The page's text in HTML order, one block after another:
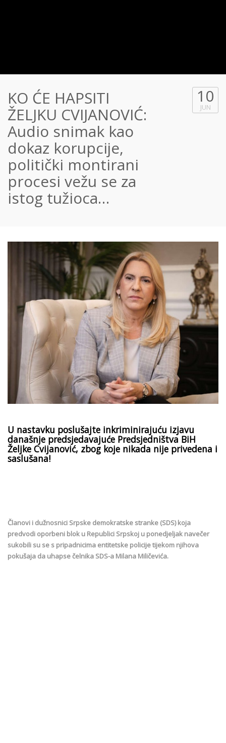
KO ĆE HAPSITI
ŽELJKU CVIJANOVIĆ:
Audio snimak kao
dokaz korupcije,
politički montirani
procesi vežu se za
istog tužioca…
10
JUN
U nastavku poslušajte inkriminirajuću izjavu
današnje predsjedavajuće Predsjedništva BiH
Željke Cvijanović, zbog koje nikada nije privedena i
saslušana!
Članovi i dužnosnici Srpske demokratske stranke (SDS) koja
predvodi oporbeni blok u Republici Srpskoj u ponedjeljak navečer
sukobili su se s pripadnicima entitetske policije tijekom njihova
pokušaja da uhapse čelnika SDS-a Milana Miličevića.